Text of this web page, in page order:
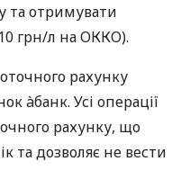
та отримувати
грн/л на ОККО).
рахунку
àбанк. Усі операції
рахунку, що
та дозволяє не вести